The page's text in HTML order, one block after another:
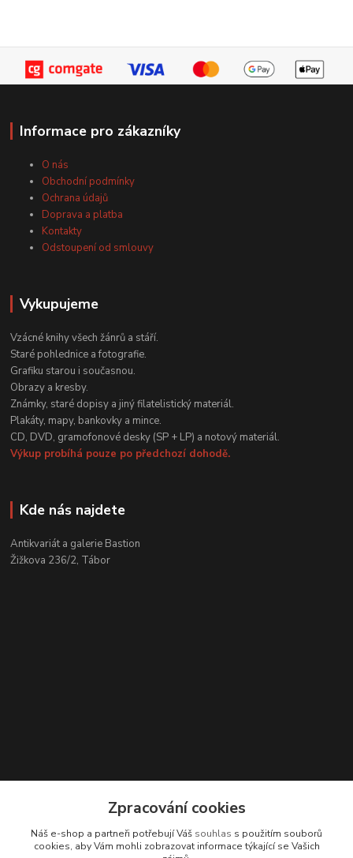
Informace pro zákazníky
O nás
Obchodní podmínky
Ochrana údajů
Doprava a platba
Kontakty
Odstoupení od smlouvy
Vykupujeme
Vzácné knihy všech žánrů a stáří.
Staré pohlednice a fotografie.
Grafiku starou i současnou.
Obrazy a kresby.
Známky, staré dopisy a jiný filatelistický materiál.
Plakáty, mapy, bankovky a mince.
CD, DVD, gramofonové desky (SP + LP) a notový materiál.
Výkup probíhá pouze po předchozí dohodě.
Kde nás najdete
Antikvariát a galerie Bastion
Žižkova 236/2, Tábor
+420 608 331 344
Zpracování cookies
Náš e-shop a partneři potřebují Váš souhlas s použitím souborů
cookies, aby Vám mohli zobrazovat informace týkající se Vašich